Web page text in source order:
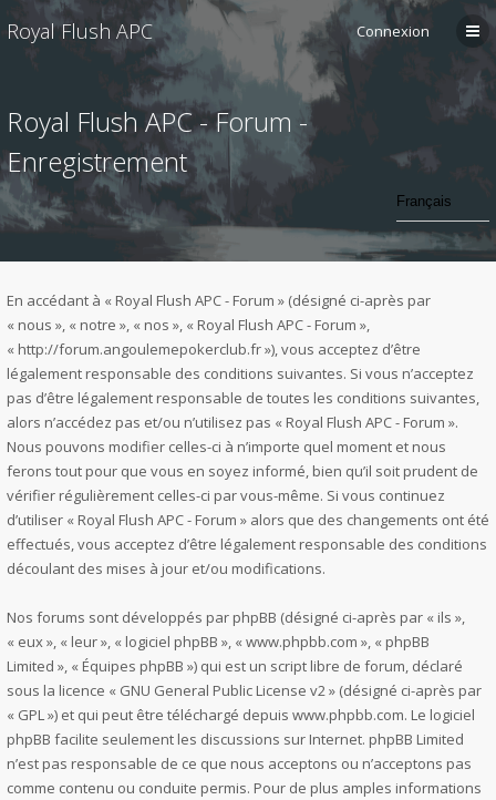
Royal Flush APC Connexion
Royal Flush APC - Forum -
Enregistrement
En accédant à « Royal Flush APC - Forum » (désigné ci-après par
« nous », « notre », « nos », « Royal Flush APC - Forum »,
« http://forum.angoulemepokerclub.fr »), vous acceptez d’être
légalement responsable des conditions suivantes. Si vous n’acceptez
pas d’être légalement responsable de toutes les conditions suivantes,
alors n’accédez pas et/ou n’utilisez pas « Royal Flush APC - Forum ».
Nous pouvons modifier celles-ci à n’importe quel moment et nous
ferons tout pour que vous en soyez informé, bien qu’il soit prudent de
vérifier régulièrement celles-ci par vous-même. Si vous continuez
d’utiliser « Royal Flush APC - Forum » alors que des changements ont été
effectués, vous acceptez d’être légalement responsable des conditions
découlant des mises à jour et/ou modifications.
Nos forums sont développés par phpBB (désigné ci-après par « ils »,
« eux », « leur », « logiciel phpBB », « www.phpbb.com », « phpBB
Limited », « Équipes phpBB ») qui est un script libre de forum, déclaré
sous la licence « GNU General Public License v2» (désigné ci-après par
« GPL ») et qui peut être téléchargé depuis www.phpbb.com. Le logiciel
phpBB facilite seulement les discussions sur Internet. phpBB Limited
n’est pas responsable de ce que nous acceptons ou n’acceptons pas
comme contenu ou conduite permis. Pour de plus amples informations